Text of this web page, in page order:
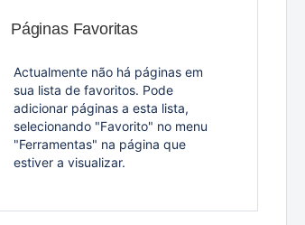
Páginas Favoritas
Actualmente não há páginas em
sua lista de favoritos. Pode
adicionar páginas a esta lista,
selecionando "Favorito" no menu
"Ferramentas" na página que
estiver a visualizar.